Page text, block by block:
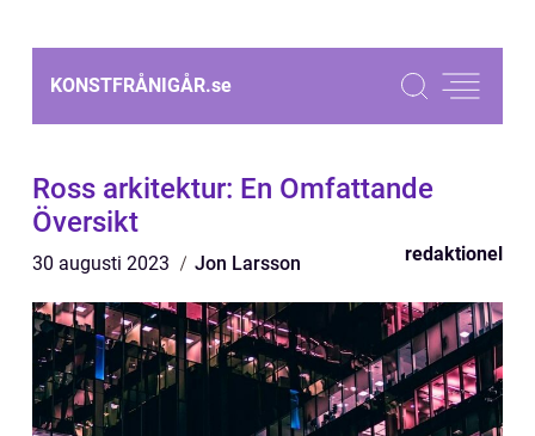
KONSTFRÅNIGÅR.se
Ross arkitektur: En Omfattande
Översikt
30 augusti 2023 Jon Larsson redaktionel